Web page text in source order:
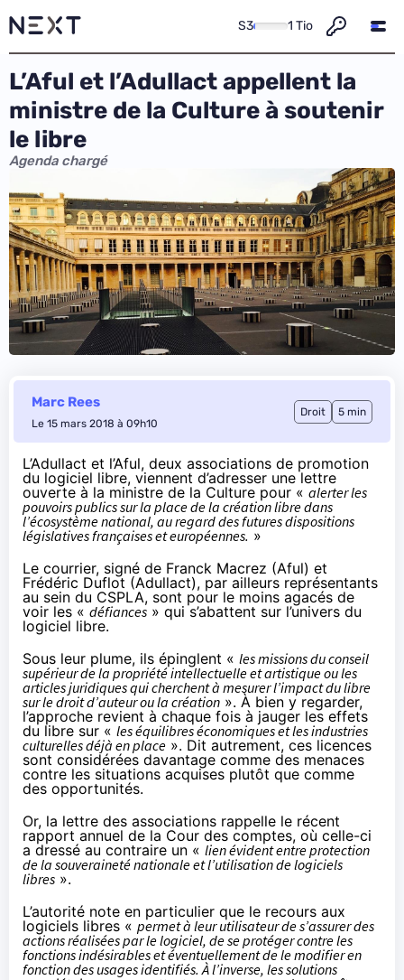
S3 1 Tio
L’Aful et l’Adullact appellent la
ministre de la Culture à soutenir
le libre
Agenda chargé
Marc Rees
Le 15 mars 2018 à 09h10
Droit 5 min
L’Adullact et l’Aful, deux associations de promotion
du logiciel libre, viennent d’adresser une lettre
ouverte à la ministre de la Culture pour « alerter les
pouvoirs publics sur la place de la création libre dans
l’écosystème national, au regard des futures dispositions
législatives françaises et européennes. »
Le courrier, signé de Franck Macrez (Aful) et
Frédéric Duflot (Adullact), par ailleurs représentants
au sein du CSPLA, sont pour le moins agacés de
voir les « défiances » qui s’abattent sur l’univers du
logiciel libre.
Sous leur plume, ils épinglent « les missions du conseil
supérieur de la propriété intellectuelle et artistique ou les
articles juridiques qui cherchent à mesurer l’impact du libre
sur le droit d’auteur ou la création ». À bien y regarder,
l’approche revient à chaque fois à jauger les effets
du libre sur « les équilibres économiques et les industries
culturelles déjà en place ». Dit autrement, ces licences
sont considérées davantage comme des menaces
contre les situations acquises plutôt que comme
des opportunités.
Or, la lettre des associations rappelle le récent
rapport annuel de la Cour des comptes, où celle-ci
a dressé au contraire un « lien évident entre protection
de la souveraineté nationale et l’utilisation de logiciels
libres ».
L’autorité note en particulier que le recours aux
logiciels libres « permet à leur utilisateur de s’assurer des
actions réalisées par le logiciel, de se protéger contre les
fonctions indésirables et éventuellement de le modifier en
fonction des usages identifiés. À l’inverse, les solutions